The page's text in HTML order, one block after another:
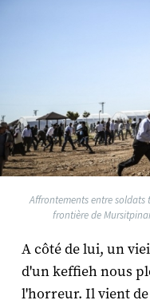
Affrontements entre soldats
frontière de
A côté de lui, un
d'un keffieh nous
l'horreur. Il vient